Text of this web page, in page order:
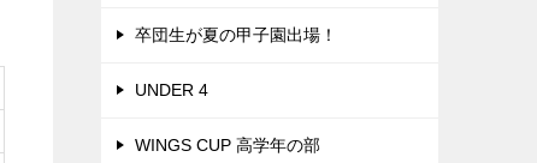
卒団生が夏の甲子園出場！
UNDER 4
WINGS CUP 高学年の部